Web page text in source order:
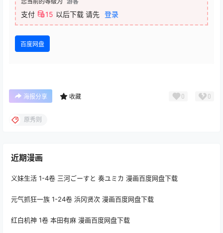
支付 15 以后下载 请先 登录
百度网盘
海报分享 收藏 0 0
原秀则
近期漫画
义妹生活 1-4卷 三河ごーすと 奏ユミカ 漫画百度网盘下载
元气抓狂一族 1-24卷 浜冈贤次 漫画百度网盘下载
红白机神 1卷 本田有麻 漫画百度网盘下载